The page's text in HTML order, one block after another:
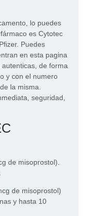
lo puedes
es Cytotec
Puedes
en esta pagina
de forma
y con el numero
la misma.
seguridad,
de misoprostol).
de misoprostol)
y hasta 10